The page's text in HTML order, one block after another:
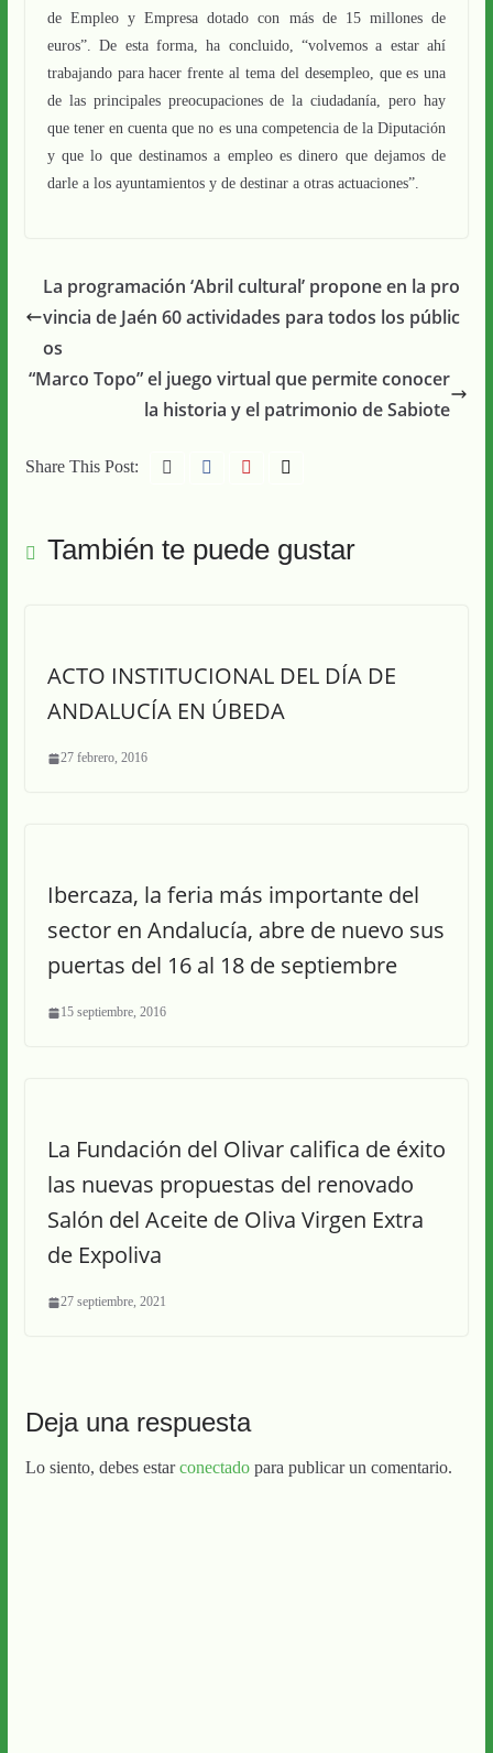
de Empleo y Empresa dotado con más de 15 millones de
euros”. De esta forma, ha concluido, “volvemos a estar ahí
trabajando para hacer frente al tema del desempleo, que es una
de las principales preocupaciones de la ciudadanía, pero hay
que tener en cuenta que no es una competencia de la Diputación
y que lo que destinamos a empleo es dinero que dejamos de
darle a los ayuntamientos y de destinar a otras actuaciones”.
La programación ‘Abril cultural’ propone en la pro
vincia de Jaén 60 actividades para todos los públic
os
“Marco Topo” el juego virtual que permite conocer
la historia y el patrimonio de Sabiote
Share This Post:
También te puede gustar
ACTO INSTITUCIONAL DEL DÍA DE
ANDALUCÍA EN ÚBEDA
27 febrero, 2016
Ibercaza, la feria más importante del
sector en Andalucía, abre de nuevo sus
puertas del 16 al 18 de septiembre
15 septiembre, 2016
La Fundación del Olivar califica de éxito
las nuevas propuestas del renovado
Salón del Aceite de Oliva Virgen Extra
de Expoliva
27 septiembre, 2021
Deja una respuesta
Lo siento, debes estarconectadopara publicar un comentario.